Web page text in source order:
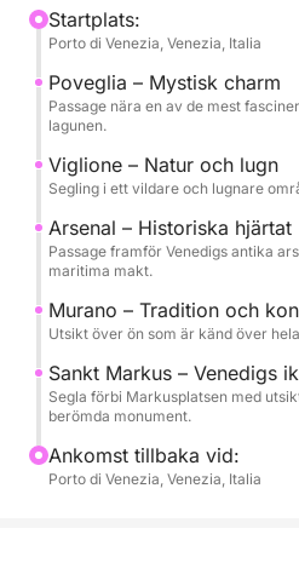
njuta av Venedigs unika
historisk arkitektur och
utformad för att erbjuda
för par, familjer eller små
Ett dryckespaket (från 160
ombord, inklusive en flaska
snacks, perfekt för en
kryssning.
Turen avgår klockan 10:00
på italienska och engelska.
ingår för en problemfri
Ett elegant och autentiskt
borta från folkmassorna,
Startplats:
Porto di Venezia, Venezia, Italia
Poveglia – Mystisk charm
Passage nära en av de mest
lagunen.
Viglione – Natur och lugn
Segling i ett vildare och lugnare
Arsenal – Historiska hjärtat
Passage framför Venedigs antika
maritima makt.
Murano – Tradition och
Utsikt över ön som är känd över
Sankt Markus – Venedigs
Segla förbi Markusplatsen med
berömda monument.
Ankomst tillbaka vid:
Porto di Venezia, Venezia, Italia